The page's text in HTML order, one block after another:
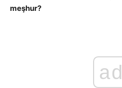
meşhur?
ad